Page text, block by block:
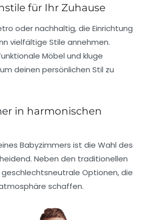
für Ihr Zuhause
odernachhaltig, die Einrichtung
vielfältige Stile annehmen.
Möbel und kluge
deinen persönlichen Stil zu
in harmonischen
Babyzimmers ist die Wahl des
Neben den traditionellen
Optionen, die
schaffen.